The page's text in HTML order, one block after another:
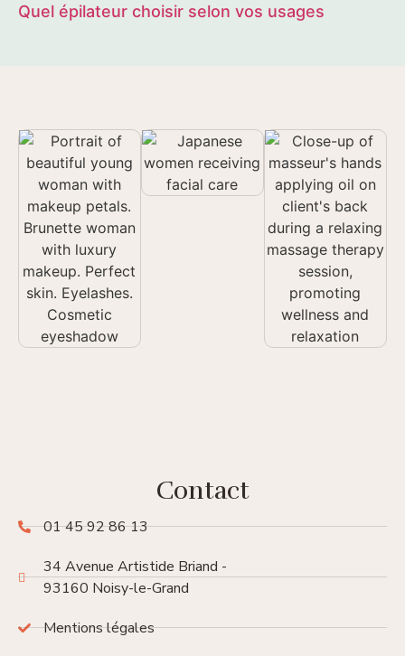
Quel épilateur choisir selon vos usages
Contact
01 45 92 86 13
34 Avenue Artistide Briand -
93160 Noisy-le-Grand
Mentions légales